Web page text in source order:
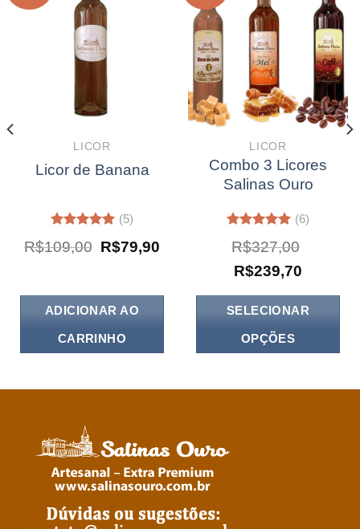
LICOR
Licor de Banana
5.00de 5
(5)
R$109,00 O
preço
R$109,00.
R$79,90
R$79,90.
ADICIONAR AO
CARRINHO
LICOR
Combo 3 Licores
Salinas Ouro
Avaliação
5.00de 5
(6)
R$327,00
O
preço
original
era:
R$239,70
atual
é:
SELECIONAR
OPÇÕES